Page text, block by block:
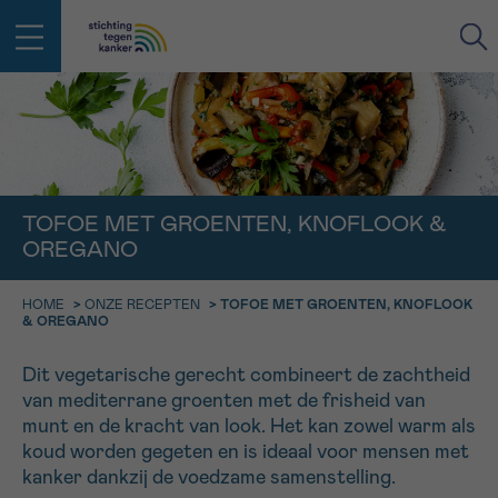
TOFOE MET GROENTEN, KNOFLOOK &
OREGANO
HOME > ONZE RECEPTEN > TOFOE MET GROENTEN, KNOFLOOK
& OREGANO
Dit vegetarische gerecht combineert de zachtheid
van mediterrane groenten met de frisheid van
munt en de kracht van look. Het kan zowel warm als
koud worden gegeten en is ideaal voor mensen met
kanker dankzij de voedzame samenstelling.
EMAIL
VOORNAAM
IN DE STRIJD TEGEN KANKER STA
JE NIET ALLEEN
Professionele medewerkers beantwoorden je vragen
Bel ons op 0800 15 802
Via ons
contactformulier
Ik wil graag opgebeld worden
Meer weten over Kankerinfo
geen enkele diagnose
TERUG
NAAM
TERUG
9h-11h
13h-16h